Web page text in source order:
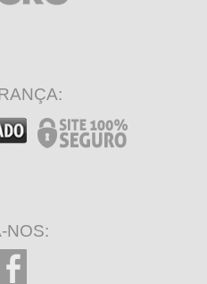
NOS: